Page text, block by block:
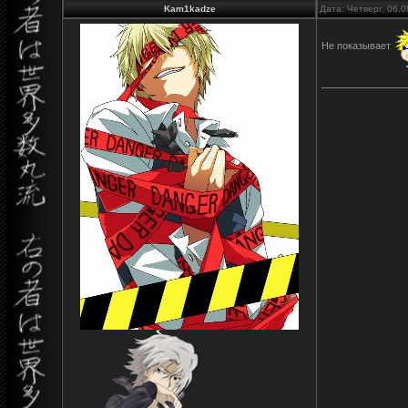
Kam1kadze Дата: Четверг,
Не показывает